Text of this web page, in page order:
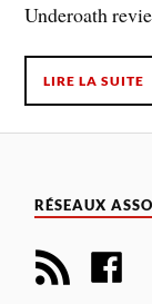
Underoath
LIRE LA SUITE
RÉSEAUX